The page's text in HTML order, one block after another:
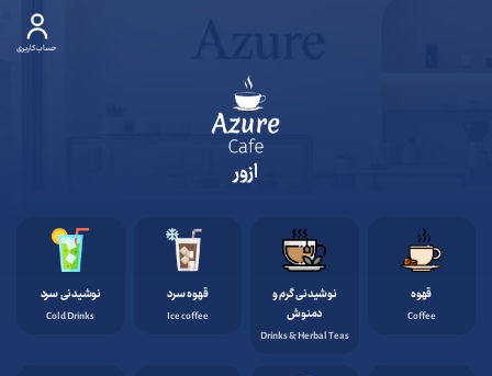
حساب کاربری
ازور
قهوه
Coffee
نوشیدنی گرم و
دمنوش
Drinks & Herbal Teas
قهوه سرد
Ice coffee
نوشیدنی سرد
Cold Drinks